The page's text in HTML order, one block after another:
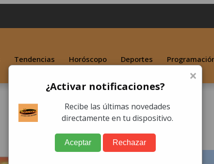
Tendencias Horóscopo Deportes
×
¿Activar notificaciones?
Recibe las últimas novedades
directamente en tu dispositivo.
Aceptar Rechazar